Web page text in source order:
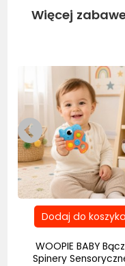
Więcej
WOOPIE BABY
Spinery